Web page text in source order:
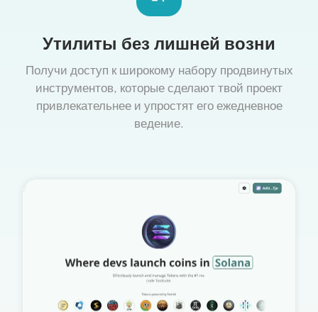
Утилиты без лишней возни
Получи доступ к широкому набору продвинутых
инструментов, которые сделают твой проект
привлекательнее и упростят его ежедневное
ведение.